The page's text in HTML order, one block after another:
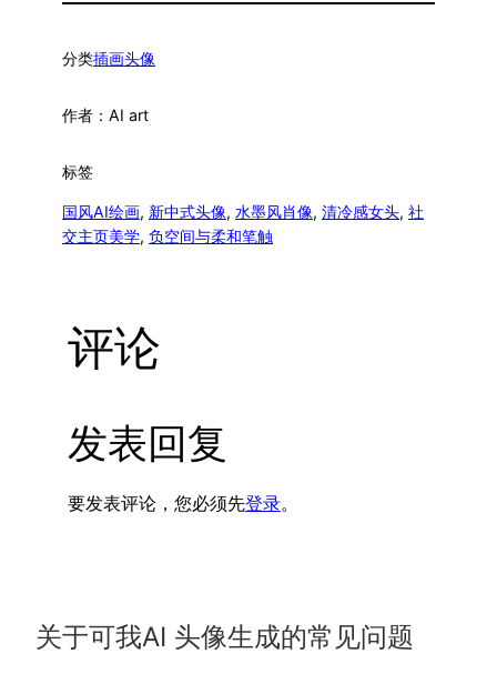
分类插画头像
作者： AI art
标签
国风AI绘画, 新中式头像, 水墨风肖像, 清冷感女头, 社
交主页美学, 负空间与柔和笔触
评论
发表回复
要发表评论，您必须先登录。
关于可我AI 头像生成的常见问题